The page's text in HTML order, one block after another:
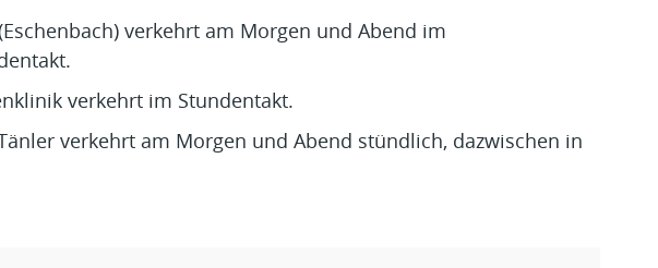
verkehrt am Morgen und Abend im
verkehrt im Stundentakt.
verkehrt am Morgen und Abend stündlich, dazwischen in